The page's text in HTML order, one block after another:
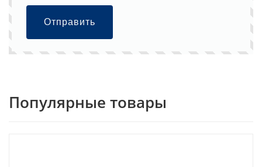
Отправить
Популярные товары